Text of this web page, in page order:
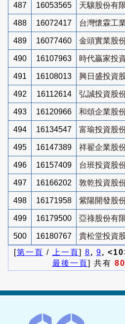
487 16053565 天驤股份有
488 16072417 台灣懷霖工
489 16077460 金頭實業股
490 16107963 時代贏家投
491 16108013 興日盛投資
492 16112614 弘誠投資股
493 16120966 和頌企業股
494 16134547 富瑜投資股
495 16147389 祥翟企業股
496 16157409 台班投資股
497 16166202 敦乾投資股
498 16171958 紫陽開發股
499 16179500 亞祿股份有
500 16180767
貴松堂投資
[第一頁 / 上一頁] 8, 9,
最後一頁] 共有